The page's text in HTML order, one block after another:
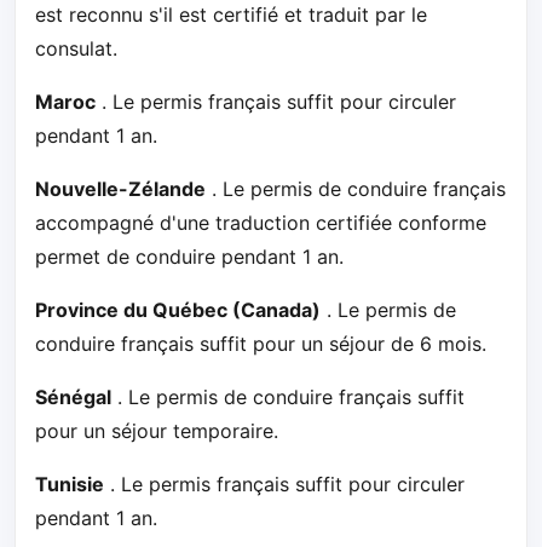
est reconnu s'il est certifié et traduit par le
consulat.
Maroc . Le permis français suffit pour circuler
pendant 1 an.
Nouvelle-Zélande . Le permis de conduire français
accompagné d'une traduction certifiée conforme
permet de conduire pendant 1 an.
Province du Québec (Canada) . Le permis de
conduire français suffit pour un séjour de 6 mois.
Sénégal . Le permis de conduire français suffit
pour un séjour temporaire.
Tunisie . Le permis français suffit pour circuler
pendant 1 an.